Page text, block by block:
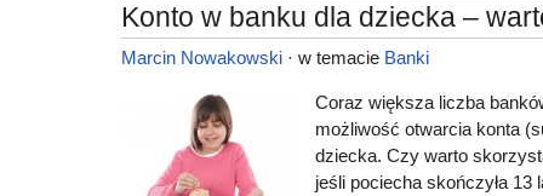
Konto w banku dla dziecka –
Marcin Nowakowski · w temacie Banki
Coraz większa liczba
możliwość otwarcia konta
dziecka. Czy warto
jeśli pociecha skończyła 13